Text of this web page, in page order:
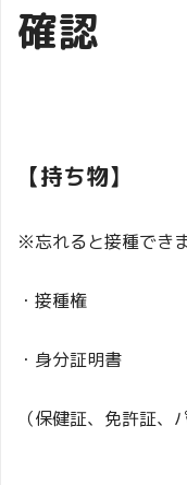
確認
【持ち物】
※忘れると接種でき
・接種権
・身分証明書
（保健証、免許証